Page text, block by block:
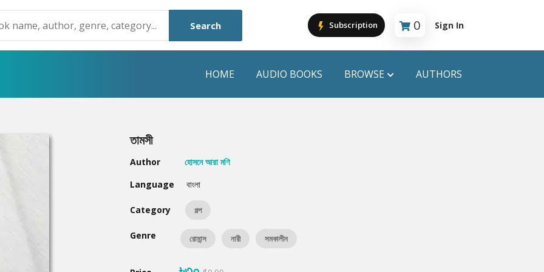
Search Subscription 0
Cart is empty
Sign In
HOME AUDIO BOOKS BROWSE
Humayun Ahmed
Mouri Morium
Hot & New
AUTHORS
তামসী
Author
হোসনে আরা মণি
Language
বাংলা
Category গল্প
Genre রোমান্স নারী সমকালীন